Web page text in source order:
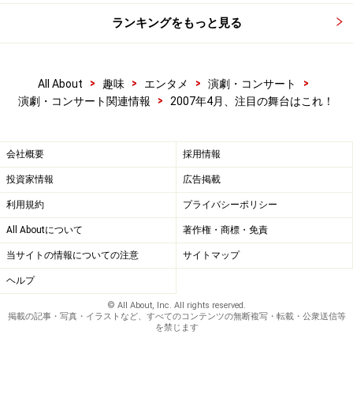
ランキングをもっと見る
All About > 趣味 > エンタメ > 演劇・コンサート
>
演劇・コンサート関連情報
> 2007年4月、注目の舞台はこれ！
会社概要 採用情報
投資家情報 広告掲載
利用規約 プライバシーポリシー
All Aboutについて 著作権・商標・免責
当サイトの情報についての注意 サイトマップ
ヘルプ
© All About, Inc. All rights reserved.
掲載の記事・写真・イラストなど、すべてのコンテンツの無断複写・転載・公衆送信等
を禁じます